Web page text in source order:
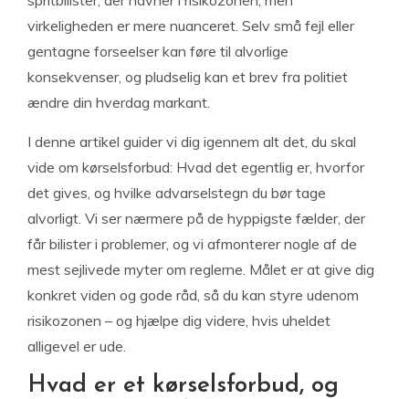
virkeligheden er mere nuanceret. Selv små fejl eller
gentagne forseelser kan føre til alvorlige
konsekvenser, og pludselig kan et brev fra politiet
ændre din hverdag markant.
I denne artikel guider vi dig igennem alt det, du skal
vide om kørselsforbud: Hvad det egentlig er, hvorfor
det gives, og hvilke advarselstegn du bør tage
alvorligt. Vi ser nærmere på de hyppigste fælder, der
får bilister i problemer, og vi afmonterer nogle af de
mest sejlivede myter om reglerne. Målet er at give dig
konkret viden og gode råd, så du kan styre udenom
risikozonen – og hjælpe dig videre, hvis uheldet
alligevel er ude.
Hvad er et kørselsforbud, og